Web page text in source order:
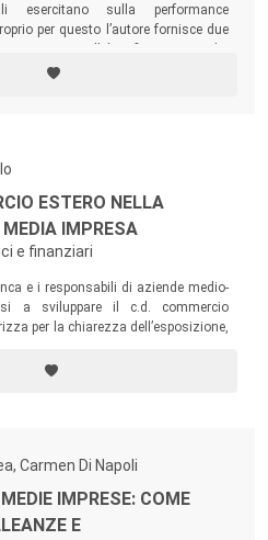
esercitano sulla performance
per questo l’autore fornisce due
delle decisioni sullo sviluppo
punti di debolezza o di rischio.
ESTERO NELLA
IMPRESA
e finanziari
e i responsabili di aziende medio-
a sviluppare il c.d. commercio
per la chiarezza dell’esposizione,
e "warnings").
Carmen Di Napoli
IMPRESE: COME
E